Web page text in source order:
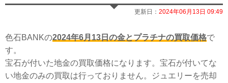
更新日： 2024年06月13日 09:49
色石BANKの2024年6月13日の金とプラチナの買取価格で
す。
宝石が付いた地金の買取価格になります。宝石が付いてな
い地金のみの買取は行っておりません。ジュエリーを売却